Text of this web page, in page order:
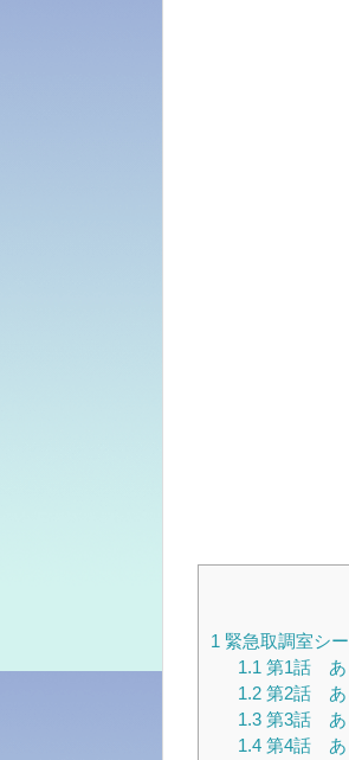
1 緊急取調室シ
1.1 第1話 あ
1.2第2話 あ
1.3第3話 あ
1.4第4話 あ